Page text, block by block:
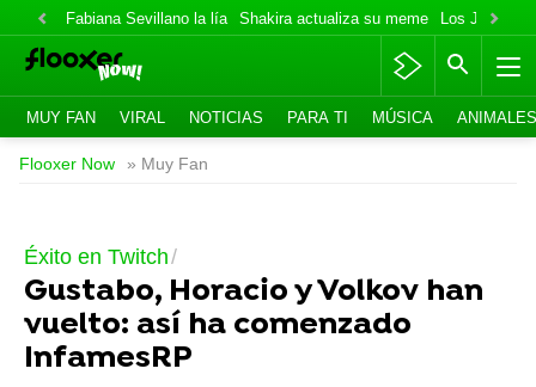
Fabiana Sevillano la lía Shakira actualiza su meme Los Jonas
MUY FAN VIRAL NOTICIAS PARA TI MÚSICA ANIMALES
Flooxer Now » Muy Fan
Éxito en Twitch
Gustabo, Horacio y Volkov han
vuelto: así ha comenzado
InfamesRP